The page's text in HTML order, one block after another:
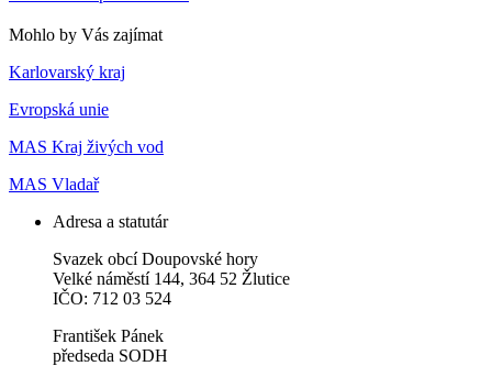
Mohlo by Vás zajímat
Karlovarský kraj
Evropská unie
MAS Kraj živých vod
MAS Vladař
Adresa a statutár
Svazek obcí Doupovské hory
Velké náměstí 144, 364 52 Žlutice
IČO: 712 03 524
František Pánek
předseda SODH